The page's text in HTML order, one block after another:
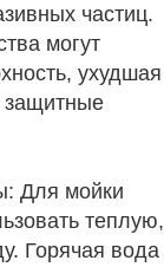
частиц.
могут
ухудшая
Для мойки
теплую,
Горячая вода